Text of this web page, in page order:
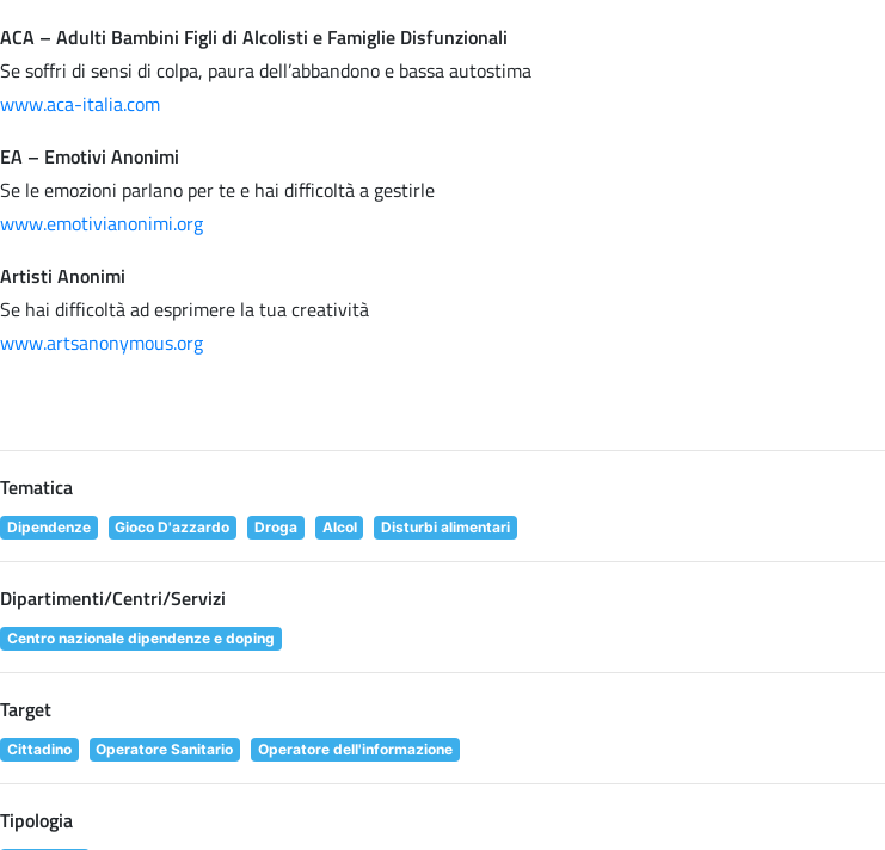
ACA – Adulti Bambini Figli di Alcolisti e Famiglie Disfunzionali
Se soffri di sensi di colpa, paura dell’abbandono e bassa autostima
www.aca-italia.com
EA – Emotivi Anonimi
Se le emozioni parlano per te e hai difficoltà a gestirle
www.emotivianonimi.org
Artisti Anonimi
Se hai difficoltà ad esprimere la tua creatività
www.artsanonymous.org
Tematica
Dipendenze Gioco D'azzardo Droga Alcol Disturbi alimentari
Dipartimenti/Centri/Servizi
Centro nazionale dipendenze e doping
Target
Cittadino Operatore Sanitario Operatore dell'informazione
Tipologia